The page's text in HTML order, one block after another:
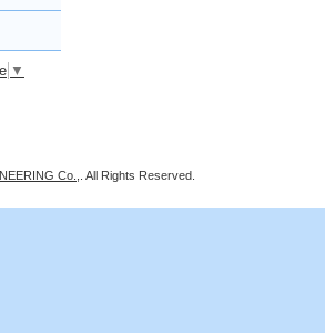
▼
Co., . All Rights Reserved.